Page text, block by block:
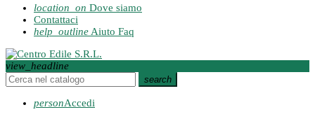
location_on Dove siamo
Contattaci
help_outline Aiuto Faq
view_headline
search
personAccedi